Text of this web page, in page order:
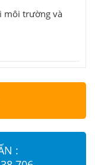
môi trường và
: